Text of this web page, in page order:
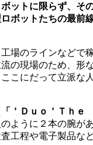
ットに限らず、そ
ボットたちの最前
場のラインなどで
の現場のため、形
こにだって立派な
「＇Ｄｕｏ＇Ｔｈ
ように２本の腕が
工程や電子製品な